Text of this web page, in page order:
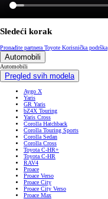
Sledeći korak
Pronađite partnera Toyote Korisnička podrška
Automobili
Automobili
Pregled svih modela
Aygo X
Yaris
GR Yaris
bZ4X Touring
Yaris Cross
Corolla Hatchback
Corolla Touring Sports
Corolla Sedan
Corolla Cross
Toyota C-HR+
Toyota C-HR
RAV4
Proace
Proace Verso
Proace City
Proace City Verso
Proace Max